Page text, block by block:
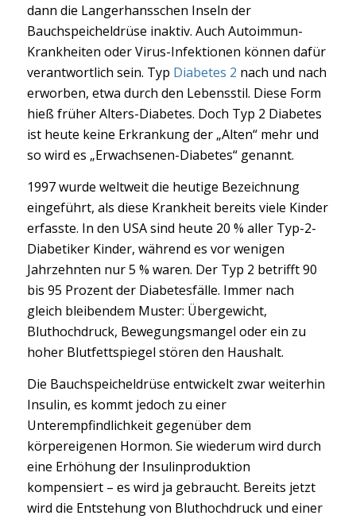
dann die Langerhansschen Inseln der
Bauchspeicheldrüse inaktiv. Auch Autoimmun-
Krankheiten oder Virus-Infektionen können dafür
verantwortlich sein. Typ Diabetes 2 nach und nach
erworben, etwa durch den Lebensstil. Diese Form
hieß früher Alters-Diabetes. Doch Typ 2 Diabetes
ist heute keine Erkrankung der „Alten“ mehr und
so wird es „Erwachsenen-Diabetes“ genannt.
1997 wurde weltweit die heutige Bezeichnung
eingeführt, als diese Krankheit bereits viele Kinder
erfasste. In den USA sind heute 20 % aller Typ-2-
Diabetiker Kinder, während es vor wenigen
Jahrzehnten nur 5 % waren. Der Typ 2 betrifft 90
bis 95 Prozent der Diabetesfälle. Immer nach
gleich bleibendem Muster: Übergewicht,
Bluthochdruck, Bewegungsmangel oder ein zu
hoher Blutfettspiegel stören den Haushalt.
Die Bauchspeicheldrüse entwickelt zwar weiterhin
Insulin, es kommt jedoch zu einer
Unterempfindlichkeit gegenüber dem
körpereigenen Hormon. Sie wiederum wird durch
eine Erhöhung der Insulinproduktion
kompensiert – es wird ja gebraucht. Bereits jetzt
wird die Entstehung von Bluthochdruck und einer